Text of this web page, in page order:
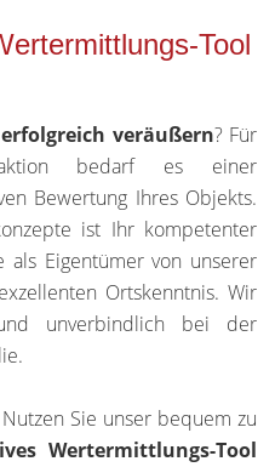
Tool
erfolgreich veräußern? Für
bedarf es einer
Bewertung Ihres Objekts.
ist Ihr kompetenter
als Eigentümer von unserer
Ortskenntnis. Wir
unverbindlich bei der
Sie unser bequem zu
Wertermittlungs-Tool